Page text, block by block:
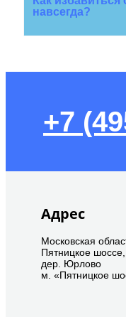
навсегда?
+7
Адрес
Московская
Пятницкое шоссе,
дер. Юрлово
м. «Пятницкое